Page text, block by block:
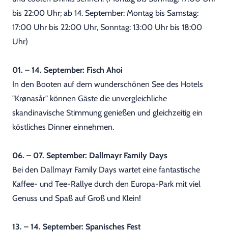
bis 22:00 Uhr; ab 14. September: Montag bis Samstag:
17:00 Uhr bis 22:00 Uhr, Sonntag: 13:00 Uhr bis 18:00
Uhr)
01. – 14. September: Fisch Ahoi
In den Booten auf dem wunderschönen See des Hotels
"Krønasår" können Gäste die unvergleichliche
skandinavische Stimmung genießen und gleichzeitig ein
köstliches Dinner einnehmen.
06. – 07. September: Dallmayr Family Days
Bei den Dallmayr Family Days wartet eine fantastische
Kaffee- und Tee-Rallye durch den Europa-Park mit viel
Genuss und Spaß auf Groß und Klein!
13. – 14. September: Spanisches Fest